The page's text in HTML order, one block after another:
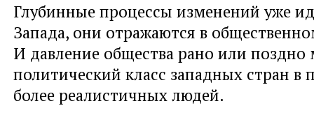
Глубинные процессы изменений уже
Запада, они отражаются в
И давление общества рано или
политический класс западных стран в
более реалистичных людей.